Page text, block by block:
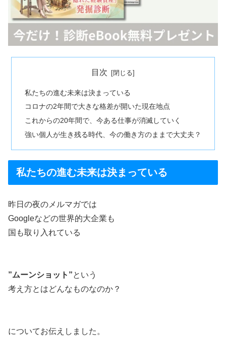
目次
私たちの進む未来は決まっている
コロナの2年間で大きな格差が開いた現在地点
これからの20年間で、今ある仕事が消滅していく
強い個人が生き残る時代、今の働き方のままで大丈夫？
私たちの進む未来は決まっている
昨日の夜のメルマガでは
Googleなどの世界的大企業も
国も取り入れている
”ムーンショット”という
考え方とはどんなものなのか？
についてお伝えしました。